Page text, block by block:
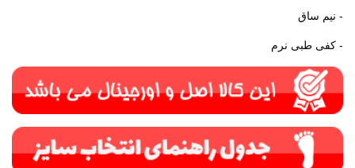
- نیم ساق
- کفی طبی نرم